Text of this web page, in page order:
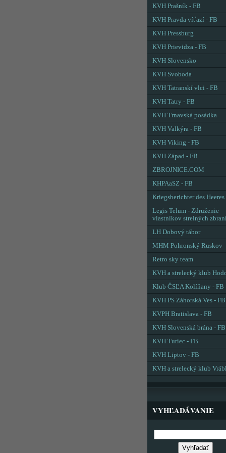
KVH Prašník - FB
KVH Pravda víťazí - FB
KVH Pressburg
KVH Prievidza - FB
KVH Slovensko
KVH Svoboda
KVH Tatranskí vlci - FB
KVH Tatry - FB
KVH Trnavská posádka
KVH Valkýra - FB
KVH Viking - FB
KVH Západ - FB
ZBROJNICE.COM
KHPAaSZ - FB
Kriegsberichter des Heeres
Legis Telum - Združenie
vlastníkov strelných
LH Dobový tábor
MHM Pohronský Ruskov
Retro sky team
KVH a strelecký klub
Klub ČSĽA Kolíňany - FB
KVH PS Záhorská Ves - FB
KVPH Bratislava - FB
KVH Slovenská brána - FB
KVH Turiec - FB
KVH Liptov - FB
KVH a strelecký klub
VYHĽADÁVANIE